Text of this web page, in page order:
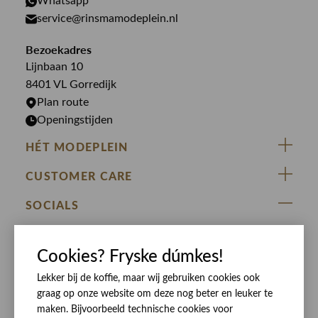
Butcher of Blue
Bekijk alle merken >
Jeans
Jurken
Rokken
Overhemden
T-shirts
service@rinsmamodeplein.nl
Bezoekadres
Lijnbaan 10
8401 VL Gorredijk
Plan route
Openingstijden
HÉT MODEPLEIN
ZIJ VAN RINSMA
DE HEEREN VAN RINSMA
RINSMA.CONCEPTS
Eten en drinken
Openingstijden
Werken bij RINSMA
CUSTOMER CARE
Veelgestelde vragen
Retourneren & Ruilen
Betaalmethoden
Bezorgen
Contact
SOCIALS
Cookies? Fryske dúmkes!
Lekker bij de koffie, maar wij gebruiken cookies ook
graag op onze website om deze nog beter en leuker te
maken. Bijvoorbeeld technische cookies voor